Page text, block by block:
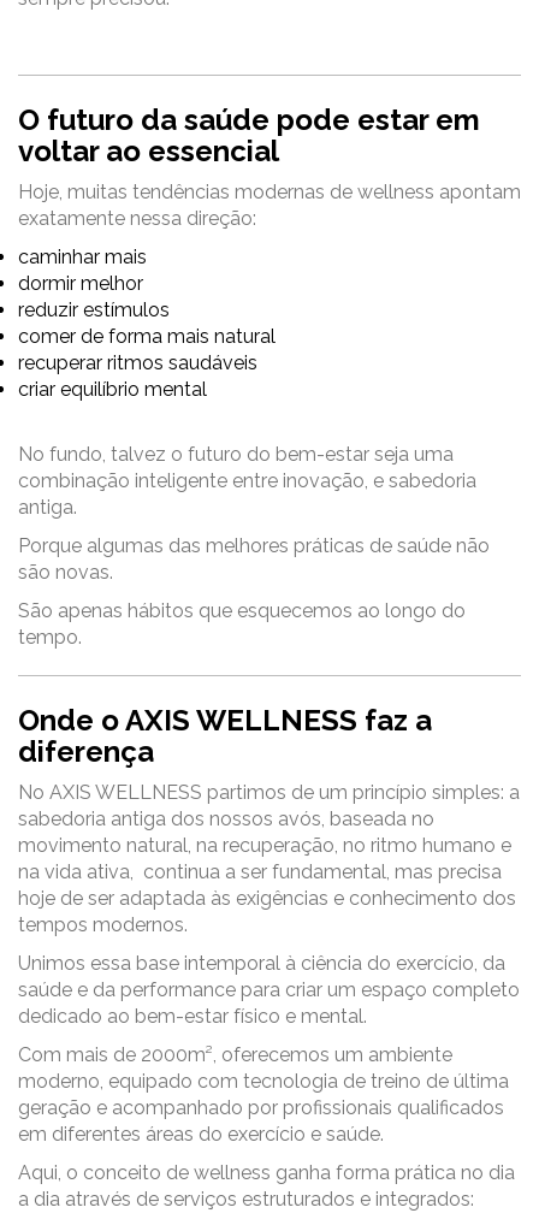
O futuro da saúde pode estar em
voltar ao essencial
Hoje, muitas tendências modernas de wellness apontam
exatamente nessa direção:
caminhar mais
dormir melhor
reduzir estímulos
comer de forma mais natural
recuperar ritmos saudáveis
criar equilíbrio mental
No fundo, talvez o futuro do bem-estar seja uma
combinação inteligente entre inovação, e sabedoria
antiga.
Porque algumas das melhores práticas de saúde não
são novas.
São apenas hábitos que esquecemos ao longo do
tempo.
Onde o AXIS WELLNESS faz a
diferença
No AXIS WELLNESS partimos de um princípio simples: a
sabedoria antiga dos nossos avós, baseada no
movimento natural, na recuperação, no ritmo humano e
na vida ativa, continua a ser fundamental, mas precisa
hoje de ser adaptada às exigências e conhecimento dos
tempos modernos.
Unimos essa base intemporal à ciência do exercício, da
saúde e da performance para criar um espaço completo
dedicado ao bem-estar físico e mental.
Com mais de 2000m², oferecemos um ambiente
moderno, equipado com tecnologia de treino de última
geração e acompanhado por profissionais qualificados
em diferentes áreas do exercício e saúde.
Aqui, o conceito de wellness ganha forma prática no dia
a dia através de serviços estruturados e integrados: